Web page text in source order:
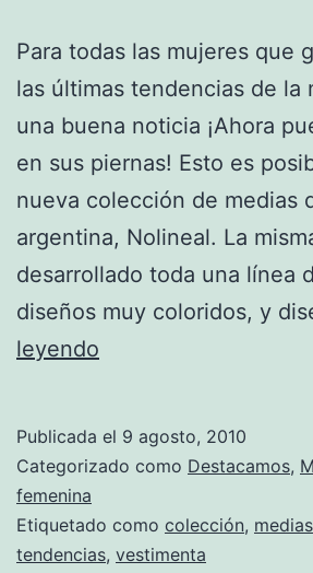
Para todas las mujeres que
las últimas tendencias de la
una buena noticia ¡Ahora
en sus piernas! Esto es
nueva colección de medias
argentina, Nolineal. La
desarrollado toda una línea
diseños muy coloridos, y
leyendo
para
vanguardistas
Publicada el 9 agosto, 2010
Categorizado como Destacamos,
femenina
Etiquetado como colección, medias
tendencias, vestimenta